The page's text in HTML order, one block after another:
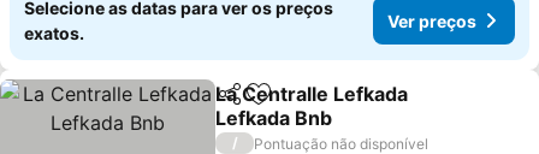
Selecione as datas para ver os preços
exatos.
Ver preços
PartilharAdicionar aos favoritos
La Centralle Lefkada
Lefkada Bnb
/
Pontuação não disponível